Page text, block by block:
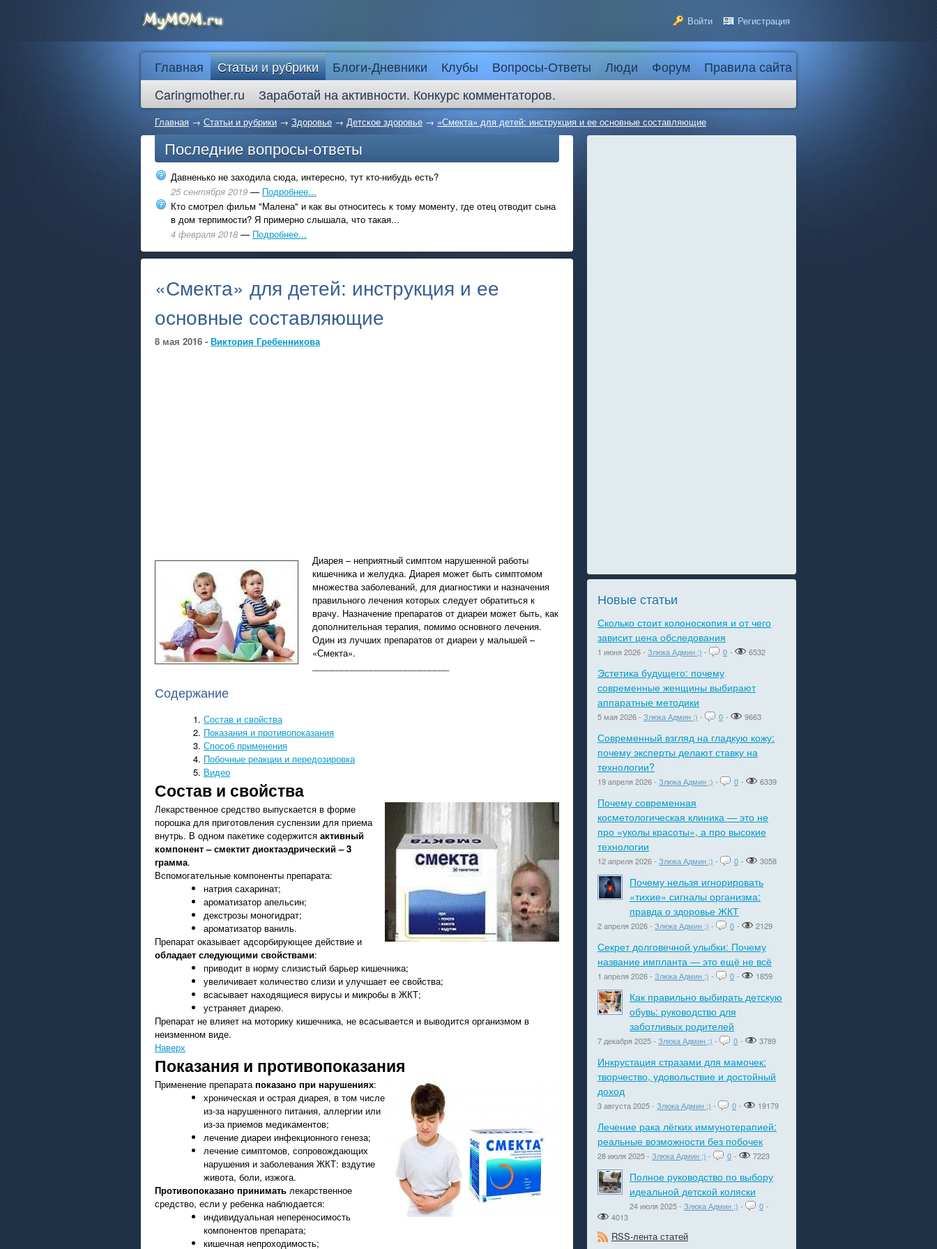
Войти Регистрация
Главная Статьи и рубрики Блоги-Дневники Клубы Вопросы-Ответы Люди Форум
Правила сайта
Caringmother.ru
Заработай на активности. Конкурс комментаторов.
Главная → Статьи и рубрики → Здоровье → Детское здоровье → «Смекта» для детей: инструкция и ее основные составляющие
Последние вопросы-ответы
Давненько не заходила сюда, интересно, тут кто-нибудь есть?
25 сентября 2019 — Подробнее...
Кто смотрел фильм "Малена" и как вы относитесь к тому моменту, где отец отводит сына
в дом терпимости? Я примерно слышала, что такая...
4 февраля 2018 — Подробнее...
«Смекта» для детей: инструкция и ее
основные составляющие
8 мая 2016 - Виктория Гребенникова
Диарея – неприятный симптом нарушенной работы
кишечника и желудка. Диарея может быть симптомом
множества заболеваний, для диагностики и назначения
правильного лечения которых следует обратиться к
врачу. Назначение препаратов от диареи может быть, как
дополнительная терапия, помимо основного лечения.
Один из лучших препаратов от диареи у малышей –
«Смекта».
Содержание
Состав и свойства
Показания и противопоказания
Способ применения
Побочные реакции и передозировка
Видео
Состав и свойства
Лекарственное средство выпускается в форме
порошка для приготовления суспензии для приема
внутрь. В одном пакетике содержится активный
компонент – смектит диоктаэдрический – 3
грамма.
Вспомогательные компоненты препарата:
натрия сахаринат;
ароматизатор апельсин;
декстрозы моногидрат;
ароматизатор ваниль.
Препарат оказывает адсорбирующее действие и
обладает следующими свойствами:
приводит в норму слизистый барьер кишечника;
увеличивает количество слизи и улучшает ее свойства;
всасывает находящиеся вирусы и микробы в ЖКТ;
устраняет диарею.
Препарат не влияет на моторику кишечника, не всасывается и выводится организмом в
неизменном виде.
Наверх
Показания и противопоказания
Применение препаратапоказано при нарушениях:
хроническая и острая диарея, в том числе
из-за нарушенного питания, аллергии или
из-за приемов медикаментов;
лечение диареи инфекционного генеза;
лечение симптомов, сопровождающих
нарушения и заболевания ЖКТ: вздутие
живота, боли, изжога.
Противопоказано принимать лекарственное
средство, если у ребенка наблюдается:
индивидуальная непереносимость
компонентов препарата;
кишечная непроходимость;
Новые статьи
Сколько стоит колоноскопия и от чего
зависит цена обследования
1 июня 2026 - Злюка Админ ;) - 0 - 6532
Эстетика будущего: почему
современные женщины выбирают
аппаратные методики
5 мая 2026 - Злюка Админ ;) - 0 - 9663
Современный взгляд на гладкую кожу:
почему эксперты делают ставку на
технологии?
19 апреля 2026 - Злюка Админ ;) - 0 - 6339
Почему современная
косметологическая клиника — это не
про «уколы красоты», а про высокие
технологии
12 апреля 2026 - Злюка Админ ;) - 0 - 3058
Почему нельзя игнорировать
«тихие» сигналы организма:
правда о здоровье ЖКТ
2 апреля 2026 - Злюка Админ ;) - 0 - 2129
Секрет долговечной улыбки: Почему
название импланта — это ещё не всё
1 апреля 2026 - Злюка Админ ;) - 0 - 1859
Как правильно выбирать детскую
обувь: руководство для
заботливых родителей
7 декабря 2025 - Злюка Админ ;) - 0 - 3789
Инкрустация стразами для мамочек:
творчество, удовольствие и достойный
доход
3 августа 2025 - Злюка Админ ;) - 0 - 19179
Лечение рака лёгких иммунотерапией:
реальные возможности без побочек
28 июля 2025 - Злюка Админ ;) - 0 - 7223
Полное руководство по выбору
идеальной детской коляски
24 июля 2025 - Злюка Админ ;) - 0 -
4013
RSS-лента статей